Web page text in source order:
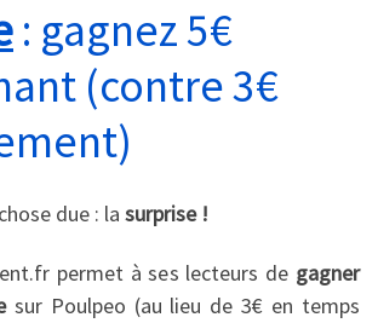
: gagnez 5€
(contre 3€
due : la surprise !
permet à ses lecteurs de gagner
sur Poulpeo (au lieu de 3€ en temps